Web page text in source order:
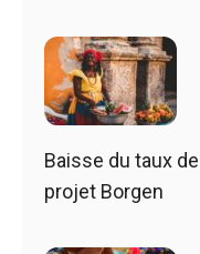
Baisse du taux
projet Borgen